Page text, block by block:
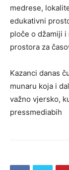
medrese,
edukativni
ploče o džamiji
prostora za
Kazanci danas
munaru koja i
važno vjersko,
pressmediabih